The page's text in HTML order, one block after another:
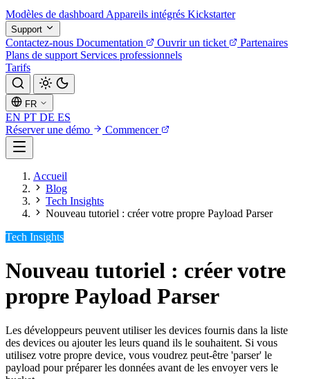
Modèles de dashboard Appareils intégrés Kickstarter
Support
Contactez-nous Documentation Ouvrir un ticket
Partenaires
Plans de support Services professionnels
Tarifs
FR
EN PT DE ES
Réserver une démo
Commencer
Accueil
Blog
Tech Insights
Nouveau tutoriel : créer votre propre Payload Parser
Tech Insights
Nouveau tutoriel : créer votre
propre Payload Parser
Les développeurs peuvent utiliser les devices fournis dans la liste
des devices ou ajouter les leurs quand ils le souhaitent. Si vous
utilisez votre propre device, vous voudrez peut-être 'parser' le
payload pour préparer les données avant de les envoyer vers le